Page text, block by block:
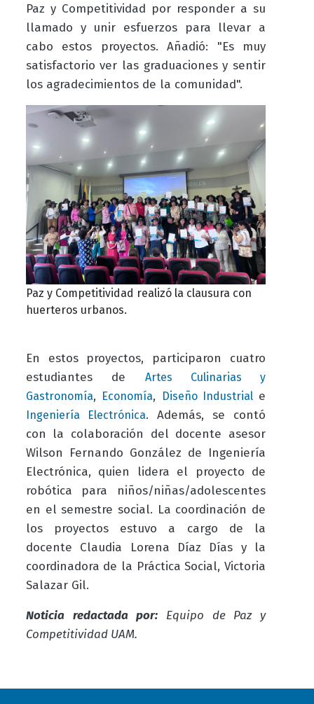
Paz y Competitividad por responder a su
llamado y unir esfuerzos para llevar a
cabo estos proyectos. Añadió: "Es muy
satisfactorio ver las graduaciones y sentir
los agradecimientos de la comunidad".
Paz y Competitividad realizó la clausura con
huerteros urbanos.
En estos proyectos, participaron cuatro
estudiantes de Artes Culinarias y
Gastronomía, Economía, Diseño Industriale
Ingeniería Electrónica. Además, se contó
con la colaboración del docente asesor
Wilson Fernando González de Ingeniería
Electrónica, quien lidera el proyecto de
robótica para niños/niñas/adolescentes
en el semestre social. La coordinación de
los proyectos estuvo a cargo de la
docente Claudia Lorena Díaz Días y la
coordinadora de la Práctica Social, Victoria
Salazar Gil.
Noticia redactada por: Equipo de Paz y
Competitividad UAM.